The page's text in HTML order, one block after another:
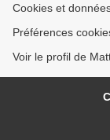
Cookies et
Préférences
Voir le profil de